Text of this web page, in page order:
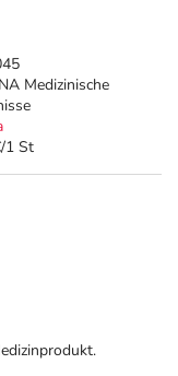
Medizinische
1 St